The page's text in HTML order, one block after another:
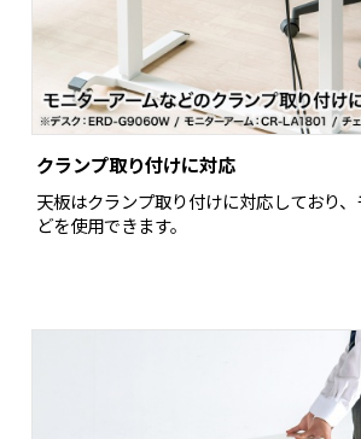
クランプ取り付けに対応
天板はクランプ取り付けに対応しており、
どを使用できます。